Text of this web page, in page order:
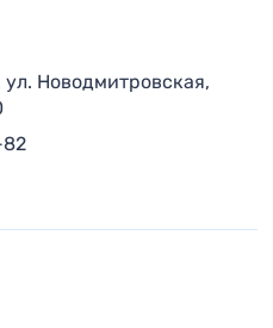
ул. Новодмитровская,
82